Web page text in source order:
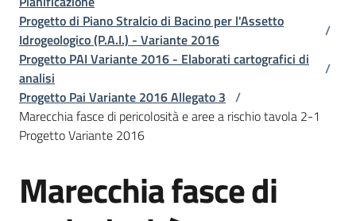
Pianificazione
e
programmazione
Temi
Documentazione
Progetto di Piano Stralcio di Bacino per l'Assetto
Idrogeologico (P.A.I.) - Variante 2016
/
Progetto PAI Variante 2016 - Elaborati cartografici di
analisi
/
Progetto Pai Variante 2016 Allegato 3 /
Marecchia fasce di pericolosità e aree a rischio tavola 2-1
Progetto Variante 2016
Marecchia fasce di